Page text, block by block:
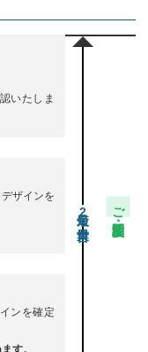
いたしま
ザインを
ンを確定
2 ご注文・校正期間